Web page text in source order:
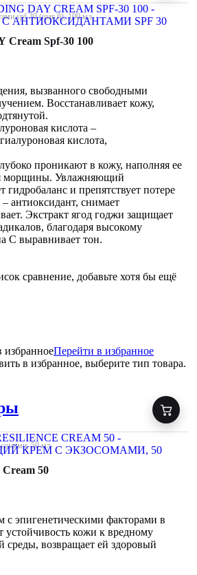
spf 30 (шаг 8), 100 мл
Cream Spf-30 100
вызванного свободными
Восстанавливает кожу,
кислота –
кислота,
проникают в кожу, наполняя ее
морщины. Увлажняющий
гидробаланс и препятствует потере
антиоксидант, снимает
Экстракт ягод годжи защищает
благодаря высокому
С выравнивает тон.
сравнение, добавьте хотя бы ещё
избранноеПерейти в избранное
в избранное, выберите тип товара.
50 мл
Cream 50
эпигенетическими факторами в
устойчивость кожи к вредному
среды, возвращает ей здоровый